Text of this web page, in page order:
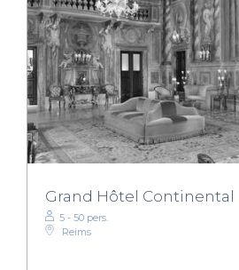
Grand Hôtel Continental
5 - 50 pers.
Reims